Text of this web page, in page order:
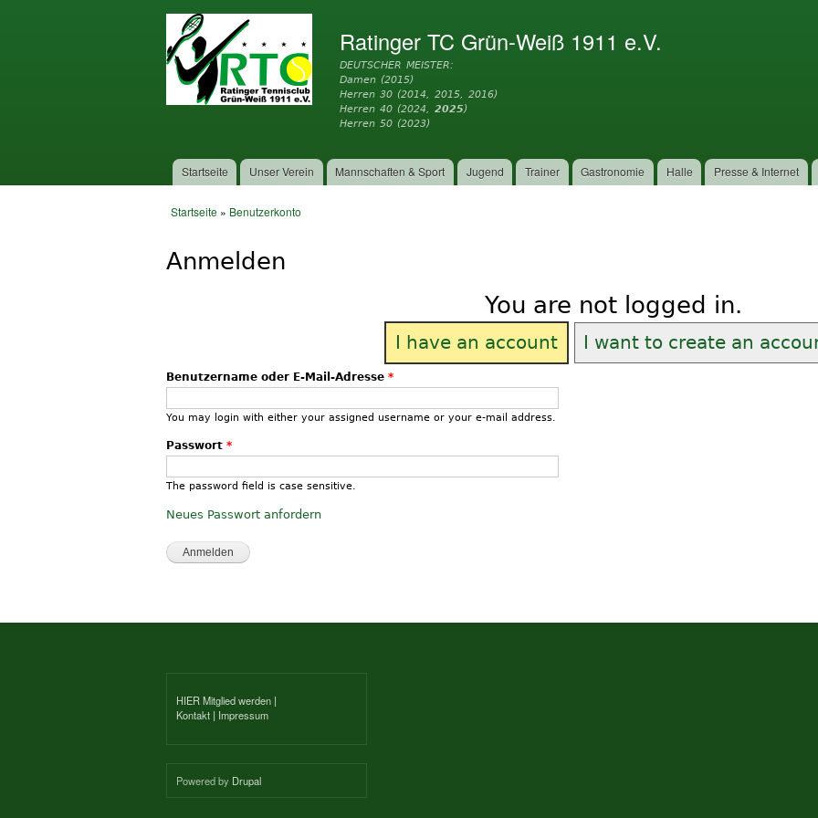
Inhalt
Ratinger TC Grün-Weiß 1911 e.V.
DEUTSCHER MEISTER:
Damen (2015)
Herren 30 (2014, 2015, 2016)
Herren 40 (2024,2025)
Herren 50 (2023)
Hauptmenü
Startseite Unser Verein Mannschaften & Sport Jugend Trainer Gastronomie Halle Presse & Internet
Startseite » Benutzerkonto
Anmelden
You are not logged in.
I have an account I want to create an
Benutzername oder E-Mail-Adresse *
You may login with either your assigned username or your e-mail address.
Passwort *
The password field is case sensitive.
Neues Passwort anfordern
HIER Mitglied werden |
Kontakt | Impressum
Powered by Drupal